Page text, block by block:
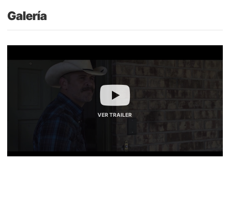
Galería
VER TRAILER